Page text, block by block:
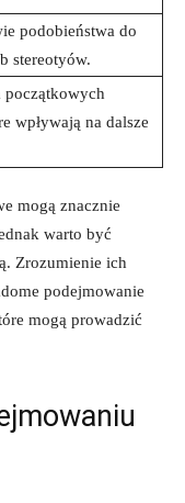
podobieństwa do
stereotyów.
początkowych
wpływają na dalsze
mogą znacznie
warto być
Zrozumienie ich
podejmowanie
mogą prowadzić